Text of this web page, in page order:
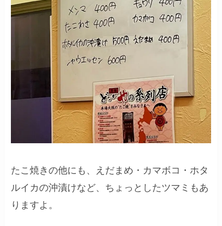
たこ焼きの他にも、えだまめ・カマボコ・ホタ
ルイカの沖漬けなど、ちょっとしたツマミもあ
りますよ。